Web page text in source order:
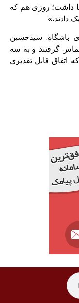
داشت؛ روزی هم که
دادند.»
باشگاه، سید‌حسین
گرفتند و به سه
اتفاق قابل تقدیری